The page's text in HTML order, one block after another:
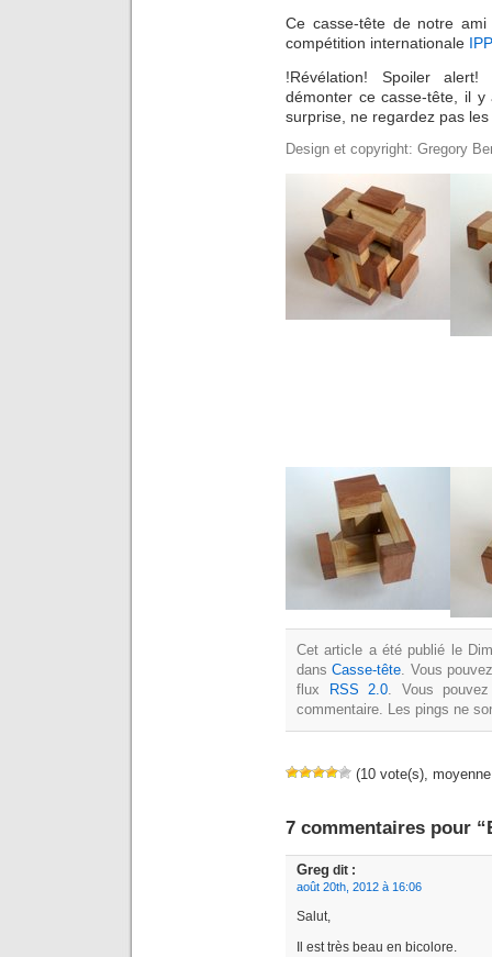
Ce casse-tête de notre
compétition internationale
!Révélation! Spoiler alert!
démonter ce casse-tête, il
surprise, ne regardez pas
Design et copyright: Gregory
Cet article a été publié le
dansCasse-tête . Vous
flux
RSS 2.0 . Vous
commentaire. Les pings ne
(10 vote(s),
7 commentaires pour
Greg dit :
août 20th, 2012 à 16:06
Salut,
Il est très beau en bicolore.